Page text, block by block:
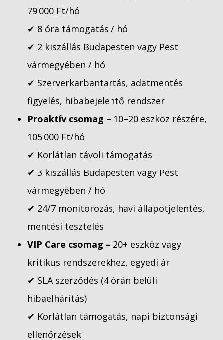
79 000 Ft/hó
✔ 8 óra támogatás / hó
✔ 2 kiszállás Budapesten vagy Pest
vármegyében / hó
✔ Szerverkarbantartás, adatmentés
figyelés, hibabejelentő rendszer
Proaktív csomag – 10–20 eszköz részére,
105 000 Ft/hó
✔ Korlátlan távoli támogatás
✔ 3 kiszállás Budapesten vagy Pest
vármegyében / hó
✔ 24/7 monitorozás, havi állapotjelentés,
mentési tesztelés
VIP Care csomag – 20+ eszköz vagy
kritikus rendszerekhez, egyedi ár
✔ SLA szerződés (4 órán belüli
hibaelhárítás)
✔ Korlátlan támogatás, napi biztonsági
ellenőrzések